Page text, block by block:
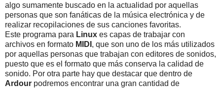
algo sumamente buscado en la actualidad por aquellas
personas que son fanáticas de la música electrónica y de
realizar recopilaciones de sus canciones favoritas.
Este programa para Linux es capas de trabajar con
archivos en formato MIDI , que son uno de los más utilizados
por aquellas personas que trabajan con editores de sonidos,
puesto que es el formato que más conserva la calidad de
sonido. Por otra parte hay que destacar que dentro de
Ardour podremos encontrar una gran cantidad de